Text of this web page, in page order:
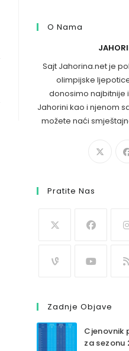
O Nama
Sajt Jahorina.net je
olimpijske
donosimo najbitnije
Jahorini kao i njenom
možete naći
Pratite Nas
Zadnje Objave
Cjenovnik
za